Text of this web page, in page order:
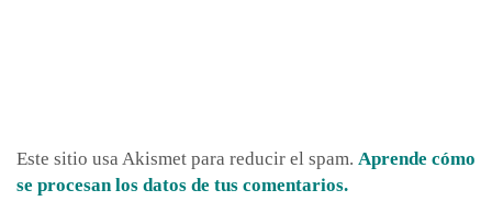
Este sitio usa Akismet para reducir el spam. Aprende cómo
se procesan los datos de tus comentarios.